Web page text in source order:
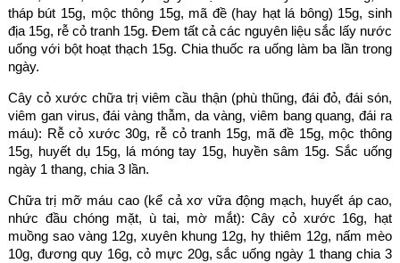
tháp bút 15g, mộc thông 15g, mã đề (hay hạt lá bông) 15g, sinh
địa 15g, rễ cỏ tranh 15g. Đem tất cả các nguyên liệu sắc lấy nước
uống với bột hoạt thạch 15g. Chia thuốc ra uống làm ba lần trong
ngày.
Cây cỏ xước chữa trị viêm cầu thận (phù thũng, đái đỏ, đái són,
viêm gan virus, đái vàng thẫm, da vàng, viêm bang quang, đái ra
máu): Rễ cỏ xước 30g, rễ cỏ tranh 15g, mã đề 15g, mộc thông
15g, huyết dụ 15g, lá móng tay 15g, huyền sâm 15g. Sắc uống
ngày 1 thang, chia 3 lần.
Chữa trị mỡ máu cao (kể cả xơ vữa động mạch, huyết áp cao,
nhức đầu chóng mặt, ù tai, mờ mắt): Cây cỏ xước 16g, hạt
muồng sao vàng 12g, xuyên khung 12g, hy thiêm 12g, nấm mèo
10g, đương quy 16g, cỏ mực 20g, sắc uống ngày 1 thang chia 3